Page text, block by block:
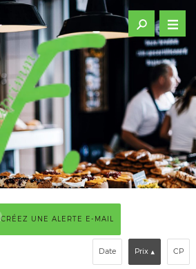
CRÉEZ UNE ALERTE E-MAIL
Date Prix CP